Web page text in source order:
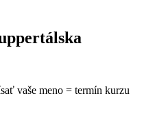
vaše meno = termín kurzu